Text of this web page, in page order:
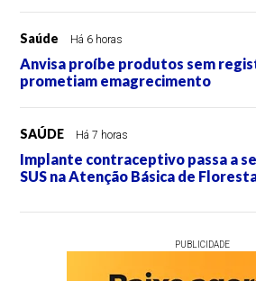
Saúde Há 6 horas
Anvisa proíbe produtos sem
prometiam emagrecimento
SAÚDE Há 7 horas
Implante contraceptivo passa a
SUS na Atenção Básica de
PUBLICIDADE